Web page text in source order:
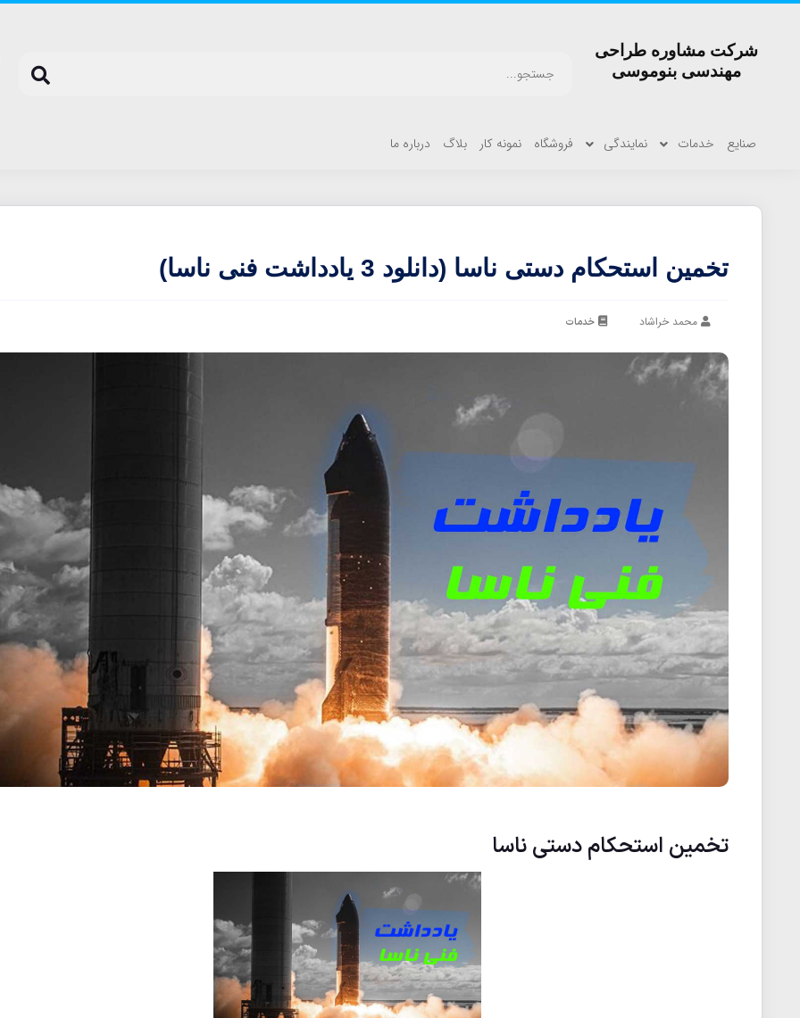
شرکت مشاوره طراحی
مهندسی بنوموسی
صنایع خدمات نمایندگی فروشگاه نمونه کار بلاگ درباره ما
تخمین استحکام دستی ناسا (دانلود 3 یادداشت فنی ناسا)
محمد خراشاد خدمات
تخمین استحکام دستی ناسا